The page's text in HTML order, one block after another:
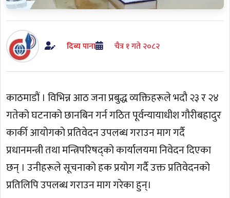
दिब्य पाना चैत्र १ गते २०८२
काठमाडौं । विभिन्न आठ जना प्रबुद्ध व्यक्तिहरूले भदौ २३ र २४
गतेको घटनाको छानबिन गर्न गठित पूर्वन्यायाधीश गौरीबहादुर
कार्की आयोगको प्रतिवेदन उपलब्ध गराउन माग गर्दै
प्रधानमन्त्री तथा मन्त्रिपरिषद्को कार्यालयमा निवेदन दिएका
छन् । उनीहरूले सूचनाको हक प्रयोग गर्दै उक्त प्रतिवेदनको
प्रतिलिपि उपलब्ध गराउन माग गरेका हुन्।